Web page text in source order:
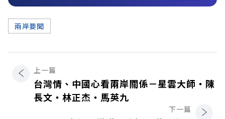
兩岸要聞
上一篇
台灣情、中國心看兩岸關係－星雲大師‧陳
長文‧林正杰‧馬英九
下一篇